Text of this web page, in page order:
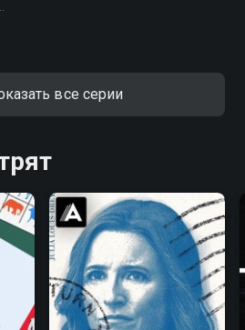
все серии